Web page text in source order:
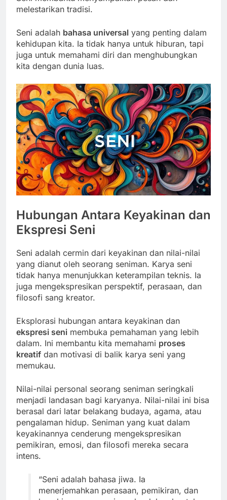
melestarikan tradisi.
Seni adalah bahasa universal yang penting dalam
kehidupan kita. Ia tidak hanya untuk hiburan, tapi
juga untuk memahami diri dan menghubungkan
kita dengan dunia luas.
Hubungan Antara Keyakinan dan
Ekspresi Seni
Seni adalah cermin dari keyakinan dan nilai-nilai
yang dianut oleh seorang seniman. Karya seni
tidak hanya menunjukkan keterampilan teknis. Ia
juga mengekspresikan perspektif, perasaan, dan
filosofi sang kreator.
Eksplorasi hubungan antara keyakinan dan
ekspresi seni membuka pemahaman yang lebih
dalam. Ini membantu kita memahami proses
kreatif dan motivasi di balik karya seni yang
memukau.
Nilai-nilai personal seorang seniman seringkali
menjadi landasan bagi karyanya. Nilai-nilai ini bisa
berasal dari latar belakang budaya, agama, atau
pengalaman hidup. Seniman yang kuat dalam
keyakinannya cenderung mengekspresikan
pemikiran, emosi, dan filosofi mereka secara
intens.
“Seni adalah bahasa jiwa. Ia
menerjemahkan perasaan, pemikiran, dan